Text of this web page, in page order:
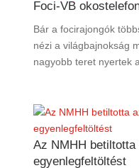
Foci-VB
Bár a focirajongók
nézi a világbajnokság
nagyobb teret nyertek a
Az NMHH
egyenlegfeltöltést